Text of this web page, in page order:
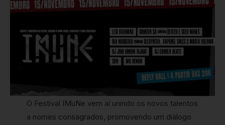
O Festival IMuNe vem aí unindo os novos talentos
a nomes consagrados, promovendo um diálogo